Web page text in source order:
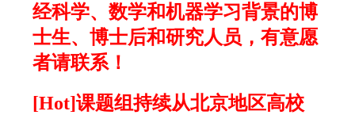
经科学、数学和机器学习背景的博
士生、博士后和研究人员，有意愿
者请联系！
[Hot]课题组持续从北京地区高校